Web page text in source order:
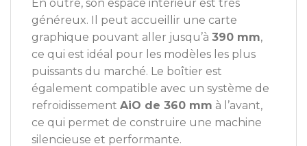
En outre, son espace intérieur est très
généreux. Il peut accueillir une carte
graphique pouvant aller jusqu’à 390 mm,
ce qui est idéal pour les modèles les plus
puissants du marché. Le boîtier est
également compatible avec un système de
refroidissement AiO de 360 mm à l’avant,
ce qui permet de construire une machine
silencieuse et performante.